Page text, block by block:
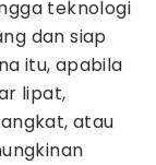
teknologi
dan siap
itu, apabila
lipat,
atau